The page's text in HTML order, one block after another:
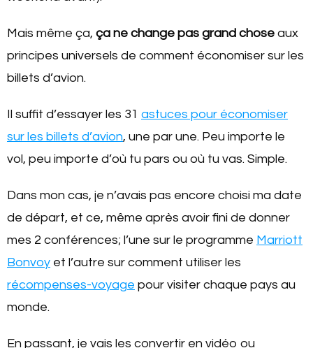
Mais même ça, ça ne change pas grand chose aux
principes universels de comment économiser sur les
billets d’avion.
Il suffit d’essayer les 31 astuces pour économiser
sur les billets d’avion, une par une. Peu importe le
vol, peu importe d’où tu pars ou où tu vas. Simple.
Dans mon cas, je n’avais pas encore choisi ma date
de départ, et ce, même après avoir fini de donner
mes 2 conférences; l’une sur le programme Marriott
Bonvoy et l’autre sur comment utiliser les
récompenses-voyage pour visiter chaque pays au
monde.
En passant, je vais les convertir en vidéo ou